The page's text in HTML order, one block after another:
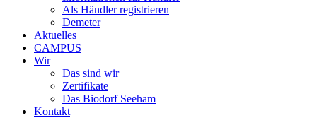
Als Händler registrieren
Demeter
Aktuelles
CAMPUS
Wir
Das sind wir
Zertifikate
Das Biodorf Seeham
Kontakt